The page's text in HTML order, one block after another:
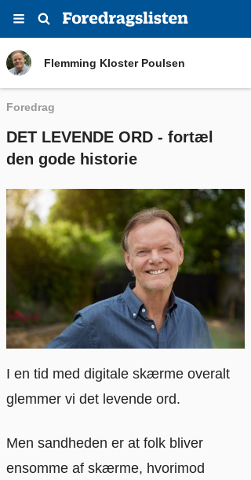
Flemming Kloster Poulsen
Foredrag
DET LEVENDE ORD - fortæl
den gode historie
I en tid med digitale skærme overalt
glemmer vi det levende ord.
Men sandheden er at folk bliver
ensomme af skærme, hvorimod